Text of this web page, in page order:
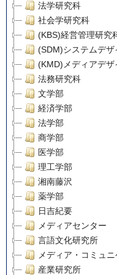
法学研究科
社会学研究科
(KBS)経営管理研究
(SDM)システムデ
(KMD)メディアデザ
法務研究科
文学部
経済学部
法学部
商学部
医学部
理工学部
湘南藤沢
薬学部
日吉紀要
メディアセンター
言語文化研究所
メディア・コミュ
産業研究所